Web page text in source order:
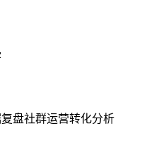
盘社群运营转化分析